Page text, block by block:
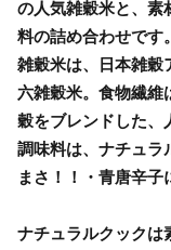
の人気雑穀米と、素
料の詰め合わせです。
雑穀米は、日本雑穀
六雑穀米。食物繊維
穀をブレンドした、
調味料は、ナチュラ
まさ！！・青唐辛子
ナチュラルクックは